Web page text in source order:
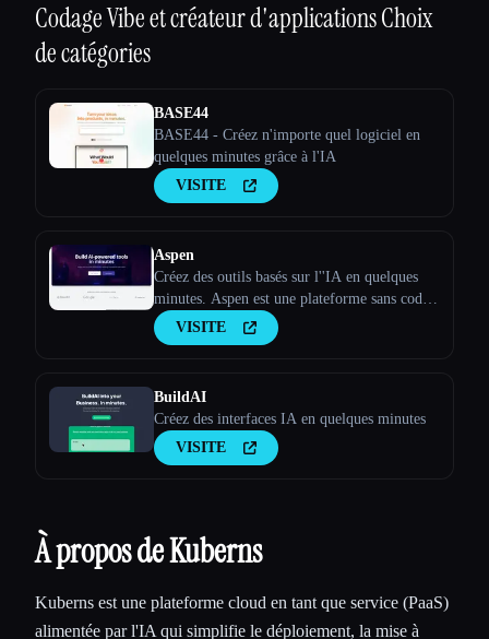
Codage Vibe et créateur d'applicationsChoix
de catégories
BASE44
BASE44 - Créez n'importe quel logiciel en
quelques minutes grâce à l'IA
VISITE
Aspen
Créez des outils basés sur l''IA en quelques
minutes. Aspen est une plateforme sans code
qui permet de créer des applications Web
basées sur l''IA.
VISITE
BuildAI
Créez des interfaces IA en quelques minutes
VISITE
À propos de Kuberns
Kuberns est une plateforme cloud en tant que service (PaaS)
alimentée par l'IA qui simplifie le déploiement, la mise à